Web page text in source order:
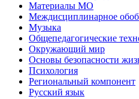
Материалы МО
Междисциплинарное
Музыка
Общепедагогические
Окружающий мир
Основы безопасности
Психология
Региональный компонент
Русский язык